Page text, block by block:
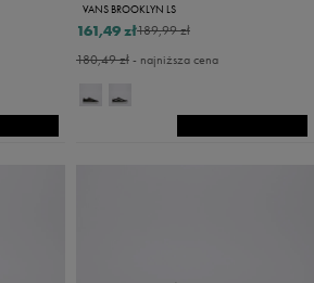
VANS BROOKLYN LS
189,99 zł
161,49 zł
180,49 zł- najniższa cena